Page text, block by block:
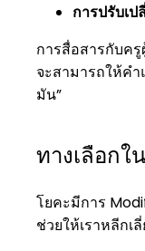
การปรับเป
การสื่อสารกับค
จะสามารถให้ค
มัน”
ทางเลือกใ
โยคะมีการ
ช่วยให้เราหลีก